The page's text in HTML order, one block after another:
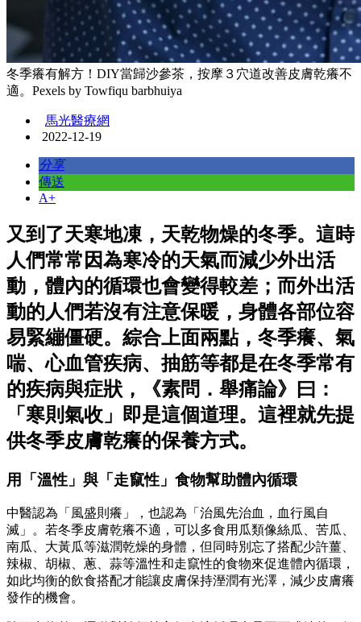
冬季癢有解方！DIY當歸沙參茶，按摩３穴道改善皮膚乾癢不
適。Pexels by Towfiqu barbhuiya
馬光醫療網
2022-12-19
分享
傳送
A+
又到了天寒地凍，天乾物燥的冬季。這時
人們常常因為寒冷的天氣而減少外出活
動，體內的循環也會變得較差；而外出活
動的人們若沒有注意保暖，身體各部位容
易緊繃僵硬。綜合上面兩點，冬季癢、氣
喘、心血管疾病、抽筋等都是在冬季常有
的疾病與症狀，《素問．舉痛論》曰：
「寒則氣收」即是這個道理。這裡就先提
供冬季皮膚乾癢的保養方式。
用「溫性」與「走竄性」食物幫助體內循環
中醫認為「風盛則癢」，也認為「治風先治血，血行風自
滅」。若冬季皮膚乾癢不適，可以多食用瓜類像絲瓜、苦瓜、
南瓜、大黃瓜等滋潤乾燥的身體，但同時別忘了搭配少許薑、
辣椒、胡椒、蔥、蒜等溫性和走竄性的食物來促進體內循環，
如此均衡的飲食搭配才能讓皮膚保持溼潤有光澤，減少皮膚癢
發作的機會。